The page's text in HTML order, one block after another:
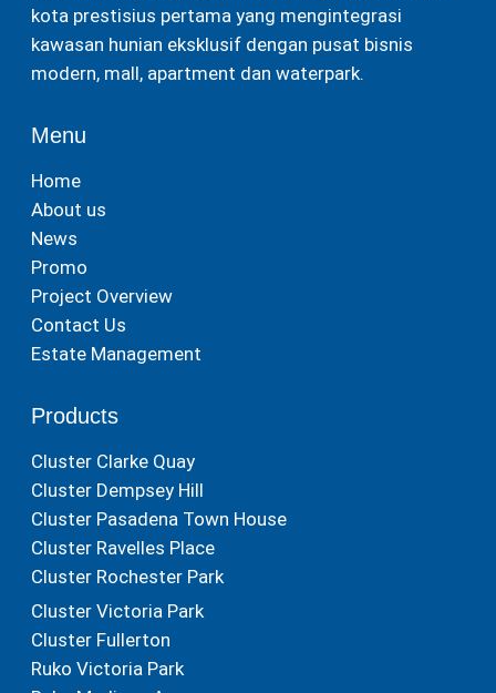
kota prestisius pertama yang mengintegrasi
kawasan hunian eksklusif dengan pusat bisnis
modern, mall, apartment dan waterpark.
Menu
Home
About us
News
Promo
Project Overview
Contact Us
Estate Management
Products
Cluster Clarke Quay
Cluster Dempsey Hill
Cluster Pasadena Town House
Cluster Ravelles Place
Cluster Rochester Park
Cluster Victoria Park
Cluster Fullerton
Ruko Victoria Park